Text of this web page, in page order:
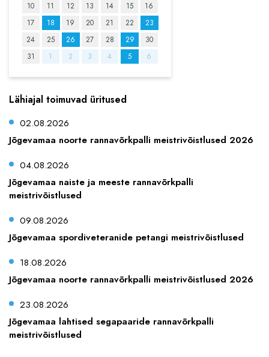
10
11 12 13 14 15
16
17
18 19 20 21 22
23
24
25 26 27 28 29
30
31
1 2 3 4 5 6
Lähiajal toimuvad üritused
02.08.2026
Jõgevamaa noorte rannavõrkpalli meistrivõistlused 2026
04.08.2026
Jõgevamaa naiste ja meeste rannavõrkpalli
meistrivõistlused
09.08.2026
Jõgevamaa spordiveteranide petangi meistrivõistlused
18.08.2026
Jõgevamaa noorte rannavõrkpalli meistrivõistlused 2026
23.08.2026
Jõgevamaa lahtised segapaaride rannavõrkpalli
meistrivõistlused